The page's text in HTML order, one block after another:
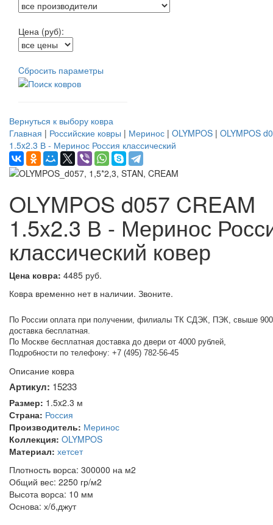
Цена (руб):
Cбросить параметры
Вернуться к выбору ковра
Главная | Российские ковры | Меринос | OLYMPOS | OLYMPOS
1.5x2.3 В - Меринос Россия классический
OLYMPOS d057 CREAM
1.5x2.3 В - Меринос
классический ковер
Цена ковра: 4485 руб.
Ковра временно нет в наличии. Звоните.
По России оплата при получении, филиалы ТК СДЭК, ПЭК, свыше
доставка бесплатная.
По Москве бесплатная доставка до двери от 4000 рублей,
Подробности по телефону: +7 (495) 782-56-45
Описание ковра
Артикул: 15233
Размер: 1.5x2.3 м
Страна: Россия
Производитель: Меринос
Коллекция: OLYMPOS
Материал: хетсет
Плотность ворса: 300000 на м2
Общий вес: 2250 гр/м2
Высота ворса: 10 мм
Основа: х/б,джут